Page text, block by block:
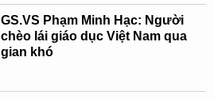
GS.VS Phạm Minh Hạc: Người
chèo lái giáo dục Việt Nam qua
gian khó